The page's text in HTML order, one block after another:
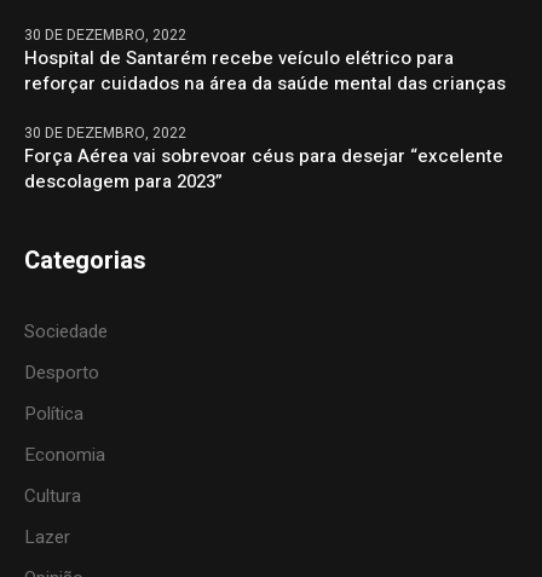
30 DE DEZEMBRO, 2022
Hospital de Santarém recebe veículo elétrico para
reforçar cuidados na área da saúde mental das crianças
30 DE DEZEMBRO, 2022
Força Aérea vai sobrevoar céus para desejar “excelente
descolagem para 2023”
Categorias
Sociedade
Desporto
Política
Economia
Cultura
Lazer